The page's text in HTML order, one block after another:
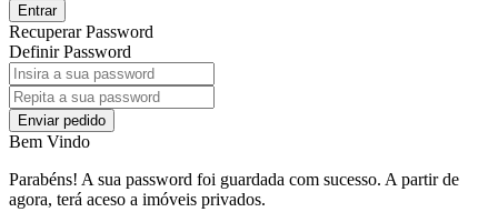
Entrar
Recuperar Password
Definir Password
Enviar pedido
Bem Vindo
Parabéns! A sua password foi guardada com sucesso. A partir de
agora, terá aceso a imóveis privados.